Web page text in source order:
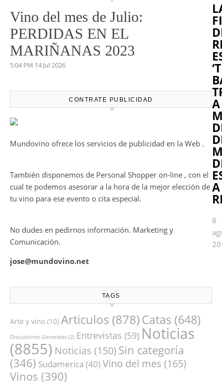
Vino del mes de Julio:
PERDIDAS EN EL
MARIÑANAS 2023
5:04 PM 14 Jul 2026
CONTRATE PUBLICIDAD
Mundovino ofrece los servicios de publicidad en la Web .
También disponemos de Personal Shopper on-line , con el
cual te podemos asesorar a la hora de la mejor elección de
tu vino para ese evento o cita especial.
No dudes en pedirnos información. Marketing y
Comunicación.
jose@mundovino.net
TAGS
Arte y vino (10) Articulos (878)Catas (648)
Discusiones Generales (2) Entrevistas (59) Noticias
(8855) Noticias (150) Sin categoría
(346) Sudamerica (40)Vino del mes (165)
Vinos (390)
A
A
8